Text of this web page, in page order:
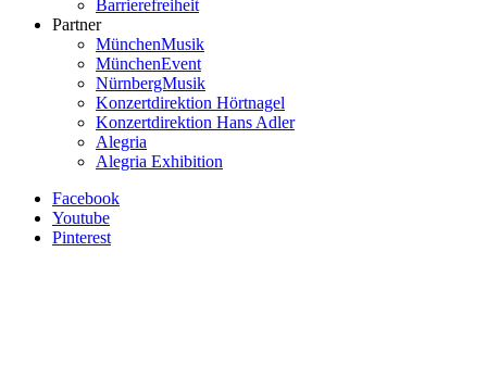
Barrierefreiheit
Partner
MünchenMusik
MünchenEvent
NürnbergMusik
Konzertdirektion Hörtnagel
Konzertdirektion Hans Adler
Alegria
Alegria Exhibition
Facebook
Youtube
Pinterest